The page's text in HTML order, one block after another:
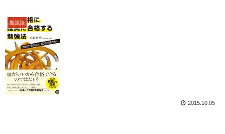
勉強法
2015.10.05